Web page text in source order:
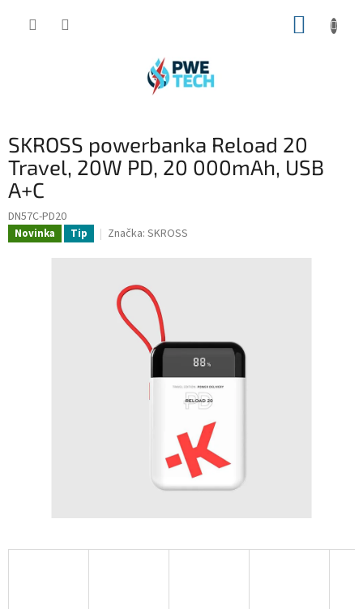
SKROSS powerbanka Reload 20
Travel, 20W PD, 20 000mAh, USB
A+C
DN57C-PD20
Novinka Tip Značka: SKROSS